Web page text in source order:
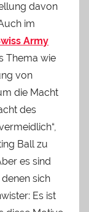
davon
im
Army
Thema wie
von
die Macht
des
Ball zu
es sind
sich
Es ist